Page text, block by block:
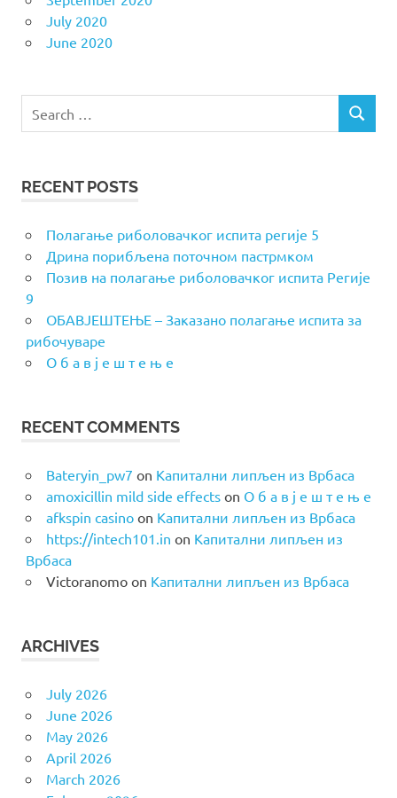
July 2020
June 2020
for:
SEARCH
RECENT POSTS
Полагање риболовачког испита регије 5
Дрина порибљена поточном пастрмком
Позив на полагање риболовачког испита Регије
9
ОБАВЈЕШТЕЊЕ – Заказано полагање испита за
рибочуваре
О б а в ј е ш т е њ е
RECENT COMMENTS
Bateryin_pw7 on Капитални липљен из Врбаса
amoxicillin mild side effectson О б а в ј е ш т е њ е
afkspin casinoon Капитални липљен из Врбаса
https://intech101.in on Капитални липљен из
Врбаса
Victoranomoon Капитални липљен из Врбаса
ARCHIVES
July 2026
June 2026
May 2026
April 2026
March 2026